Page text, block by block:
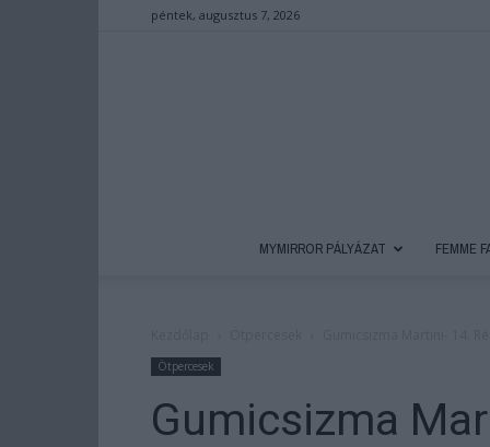
péntek, augusztus 7, 2026
MYMIRROR PÁLYÁZAT FEMME
Ötpercesek
Gumicsizma